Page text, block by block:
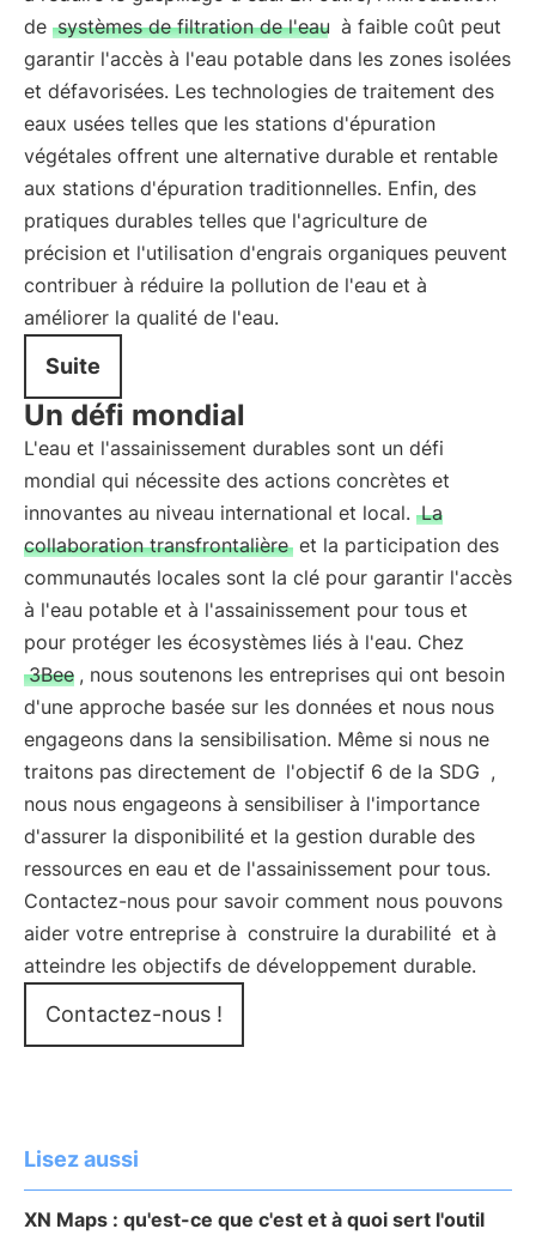
de systèmes de filtration de l'eau à faible coût peut
garantir l'accès à l'eau potable dans les zones isolées
et défavorisées. Les technologies de traitement des
eaux usées telles que les stations d'épuration
végétales offrent une alternative durable et rentable
aux stations d'épuration traditionnelles. Enfin, des
pratiques durables telles que l'agriculture de
précision et l'utilisation d'engrais organiques peuvent
contribuer à réduire la pollution de l'eau et à
améliorer la qualité de l'eau.
Suite
Un défi mondial
L'eau et l'assainissement durables sont un défi
mondial qui nécessite des actions concrètes et
innovantes au niveau international et local. La
collaboration transfrontalière et la participation des
communautés locales sont la clé pour garantir l'accès
à l'eau potable et à l'assainissement pour tous et
pour protéger les écosystèmes liés à l'eau. Chez
3Bee , nous soutenons les entreprises qui ont besoin
d'une approche basée sur les données et nous nous
engageons dans la sensibilisation. Même si nous ne
traitons pas directement de l'objectif 6 de la SDG ,
nous nous engageons à sensibiliser à l'importance
d'assurer la disponibilité et la gestion durable des
ressources en eau et de l'assainissement pour tous.
Contactez-nous pour savoir comment nous pouvons
aider votre entreprise à construire la durabilité et à
atteindre les objectifs de développement durable.
Contactez-nous !
Lisez aussi
XN Maps : qu'est-ce que c'est et à quoi sert l'outil